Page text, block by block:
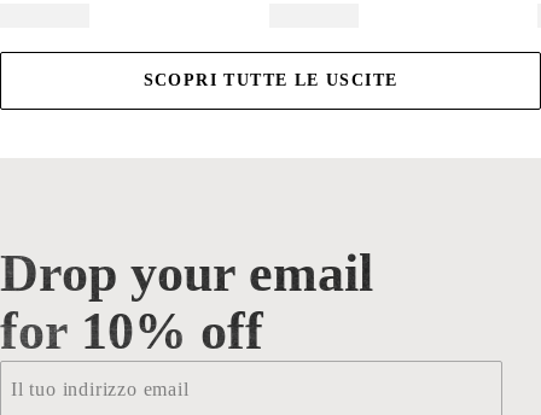
SCOPRI TUTTE LE USCITE
Drop your email for 10% off
Drop your email
for 10% off